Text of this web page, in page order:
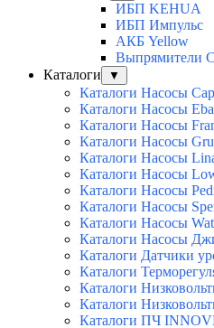
ИБП KEHUA
ИБП Импульс
АКБ Yellow
Выпрямители
Каталоги
▼
Каталоги Насосы
Каталоги Насосы
Каталоги Насосы
Каталоги Насосы
Каталоги Насосы
Каталоги Насосы
Каталоги Насосы
Каталоги Насосы
Каталоги Насосы
Каталоги Насосы
Каталоги Датчики
Каталоги
Каталоги
Каталоги
Каталоги ПЧ